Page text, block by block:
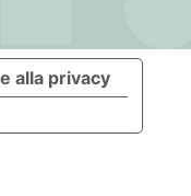
alla privacy